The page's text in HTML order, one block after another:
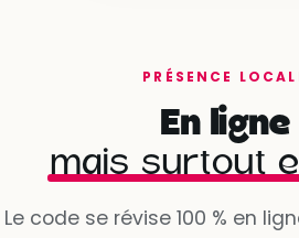
avec ton conseiller
Programme
prêt à démarrer
Enosch · Ivry-sur-
★ 4,95 · 3 417 leçons
PRÉSENCE
En ligne
mais surtout
Le code se révise 100 % en